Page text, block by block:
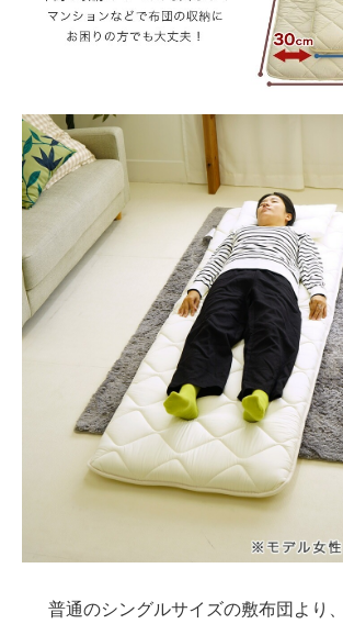
普通のシングルサイズの敷布団より